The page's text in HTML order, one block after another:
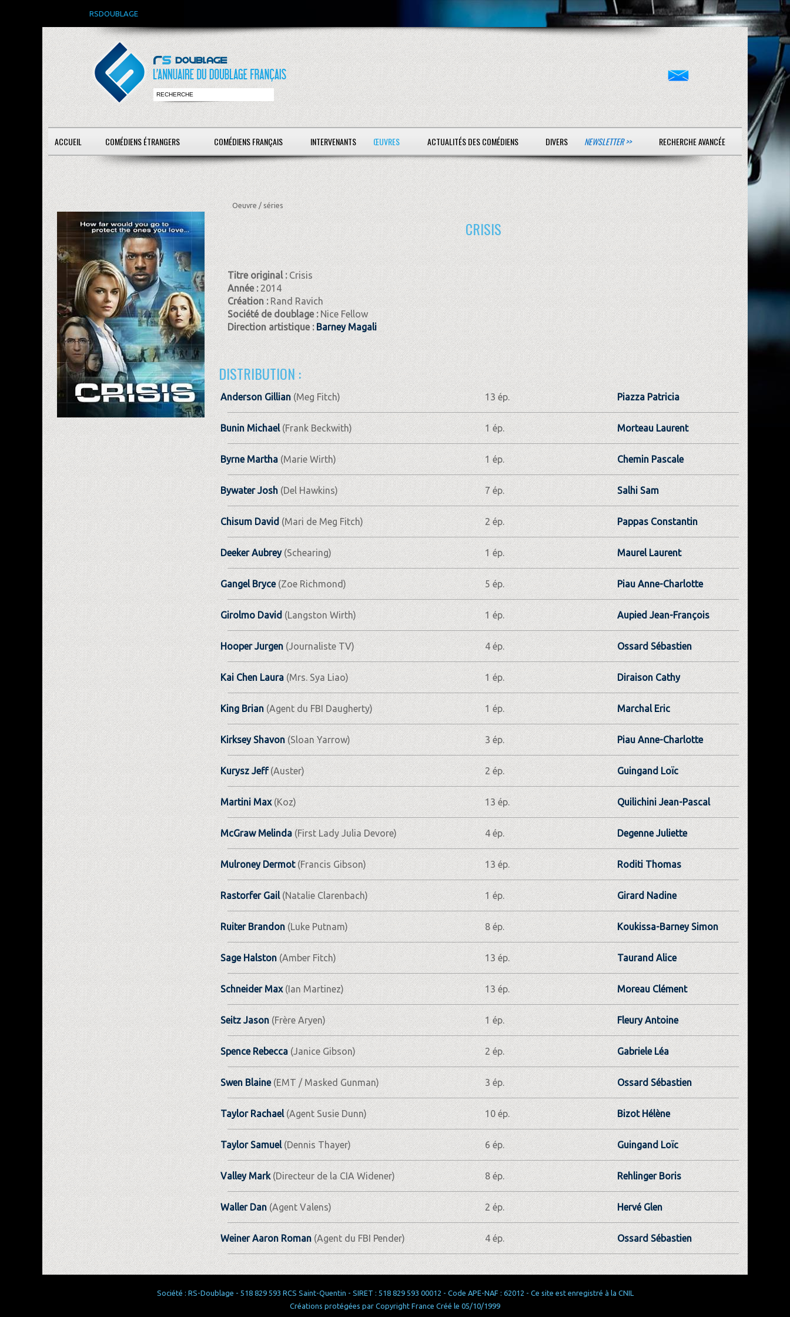
RSDOUBLAGE
ACCUEIL COMÉDIENS ÉTRANGERS COMÉDIENS FRANÇAIS INTERVENANTS ŒUVRES ACTUALITÉS DES COMÉDIENS DIVERS NEWSLETTER >> RECHERCHE AVANCÉE
Oeuvre / séries
CRISIS
Titre original :Crisis
Année :2014
Création :Rand Ravich
Société de doublage :Nice Fellow
Direction artistique : Barney Magali
DISTRIBUTION :
Anderson Gillian(Meg Fitch) 13 ép. Piazza Patricia
Bunin Michael(Frank Beckwith) 1 ép. Morteau Laurent
Byrne Martha (Marie Wirth) 1 ép. Chemin Pascale
Bywater Josh (Del Hawkins) 7 ép. Salhi Sam
Chisum David (Mari de Meg Fitch) 2 ép. Pappas Constantin
Deeker Aubrey(Schearing) 1 ép. Maurel Laurent
Gangel Bryce(Zoe Richmond) 5 ép. Piau Anne-Charlotte
Girolmo David(Langston Wirth) 1 ép. Aupied Jean-François
Hooper Jurgen(Journaliste TV) 4 ép. Ossard Sébastien
Kai Chen Laura (Mrs. Sya Liao) 1 ép. Diraison Cathy
King Brian (Agent du FBI Daugherty) 1 ép. Marchal Eric
Kirksey Shavon (Sloan Yarrow) 3 ép. Piau Anne-Charlotte
Kurysz Jeff(Auster) 2 ép. Guingand Loïc
Martini Max(Koz) 13 ép. Quilichini Jean-Pascal
McGraw Melinda (First Lady Julia Devore) 4 ép. Degenne Juliette
Mulroney Dermot(Francis Gibson) 13 ép. Roditi Thomas
Rastorfer Gail (Natalie Clarenbach) 1 ép. Girard Nadine
Ruiter Brandon (Luke Putnam) 8 ép. Koukissa-Barney Simon
Sage Halston (Amber Fitch) 13 ép. Taurand Alice
Schneider Max(Ian Martinez) 13 ép. Moreau Clément
Seitz Jason(Frère Aryen) 1 ép. Fleury Antoine
Spence Rebecca (Janice Gibson) 2 ép. Gabriele Léa
Swen Blaine(EMT / Masked Gunman) 3 ép. Ossard Sébastien
Taylor Rachael(Agent Susie Dunn) 10 ép. Bizot Hélène
Taylor Samuel(Dennis Thayer) 6 ép. Guingand Loïc
Valley Mark(Directeur de la CIA Widener) 8 ép. Rehlinger Boris
Waller Dan(Agent Valens) 2 ép. Hervé Glen
Weiner Aaron Roman(Agent du FBI Pender) 4 ép. Ossard Sébastien
Société : RS-Doublage - 518 829 593 RCS Saint-Quentin - SIRET : 518 829 593 00012 - Code APE-NAF : 62012 - Ce site est enregistré à la CNIL
Créations protégées par Copyright France Créé le 05/10/1999